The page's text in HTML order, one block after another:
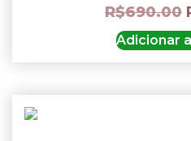
R$690.00
Adicionar